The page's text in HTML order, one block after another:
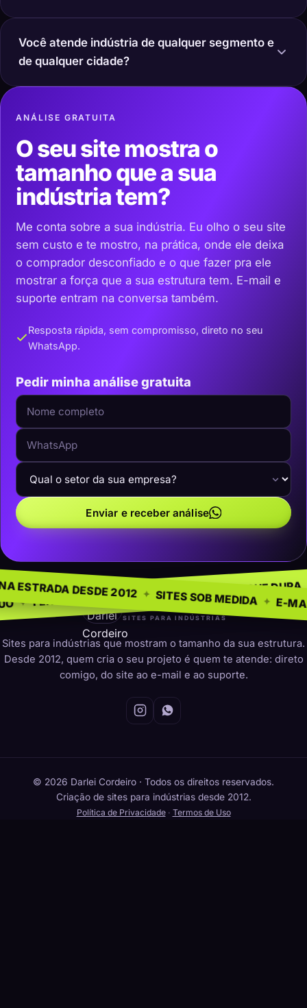
Você atende indústria de qualquer segmento e
de qualquer cidade?
ANÁLISE GRATUITA
O seu site mostra o
tamanho que a sua
indústria tem?
Me conta sobre a sua indústria. Eu olho o seu site
sem custo e te mostro, na prática, onde ele deixa
o comprador desconfiado e o que fazer pra ele
mostrar a força que a sua estrutura tem. E-mail e
suporte entram na conversa também.
Resposta rápida, sem compromisso, direto no seu
WhatsApp.
Pedir minha análise gratuita
Enviar e receber análise
INDÚSTRIAS ✦ PRESENÇA QUE DURA SEM
✦ NA ESTRADA DESDE 2012 ✦ SITES SOB
darleicordeiro
SITES PARA INDÚSTRIAS
Sites para indústrias que mostram o tamanho da sua estrutura.
Desde 2012, quem cria o seu projeto é quem te atende: direto
comigo, do site ao e-mail e ao suporte.
© 2026 Darlei Cordeiro · Todos os direitos reservados.
Criação de sites para indústrias desde 2012.
Política de Privacidade· Termos de Uso